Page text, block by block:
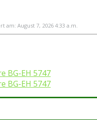
am: August 7, 2026 4:33 a.m.